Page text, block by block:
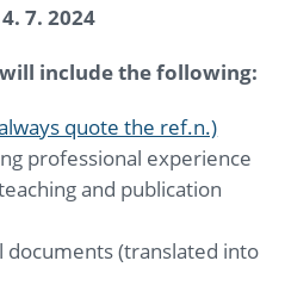
7. 2024
include the following:
quote the ref.n.)
professional experience
and publication
documents (translated into